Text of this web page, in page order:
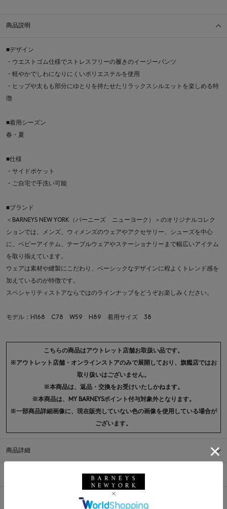
商品説明
■デザイン
・ウエストゴム仕様でストレスフリーの履きのイージーパンツ
・軽やかでしわになりにくいポリエステルを使用
・ヒップや太もも部分にゆとりを持たせたリラックスシルエットを楽しめる特
徴
■着用シーズン
春・夏
■仕様
・サイドポケット
・ご自宅で手洗い可能
■ブランド
＜BARNEYS NEW YORK（バーニーズ ニューヨーク）＞のオリジナルコレク
ションでは、メンズ、ウィメンズのウェアやアクセサリー、シューズを中心
に、ベビーアイテム、テーブルウェアやステーショナリーまで幅広いアイテム
を取り揃えています。
ウェアは素材や縫製にこだわり、ベーシックなデザインに程よくトレンド感を
加えているのが特徴です。
スペシャリティストアならではのラインナップをどうぞお楽しみください。
モデル：H168 C78 W59 H89 着用サイズ 38
こちらの商品はアウトレット店舗お取扱い品です。
※アウトレット店舗・オンラインストアのみで展開しており、旗艦店ではお
取り扱いはございません。
※本商品は、返品・交換をお受けいたしかねます。
※本商品は、MY BARNEYSポイント付与対象外となります。
※一部商品詳細画像に、現在販売していない色の画像を使用している場合が
ございます。
商品詳細
※採寸の詳細につきましては、 サイズガイド